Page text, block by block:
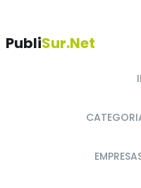
PubliSur.net